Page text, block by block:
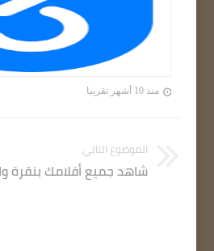
منذ 10 أشهر تقريبا
الموضوع التالي